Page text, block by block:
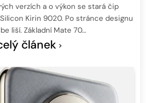
verzích a o výkon se stará čip
Kirin 9020. Po stránce designu
liší. Základní Mate 70…
článek